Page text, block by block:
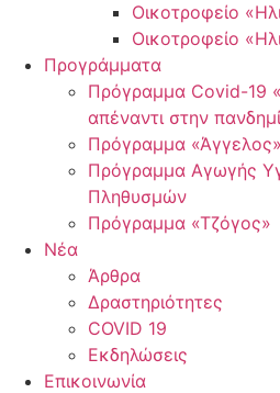
Οικοτροφείο
Οικοτροφείο
Προγράμματα
Πρόγραμμα Covid-19
απέναντι στην
Πρόγραμμα «Άγγελος»
Πρόγραμμα Αγωγής
Πληθυσμών
Πρόγραμμα «Τζόγος»
Νέα
Άρθρα
Δραστηριότητες
COVID 19
Εκδηλώσεις
Επικοινωνία